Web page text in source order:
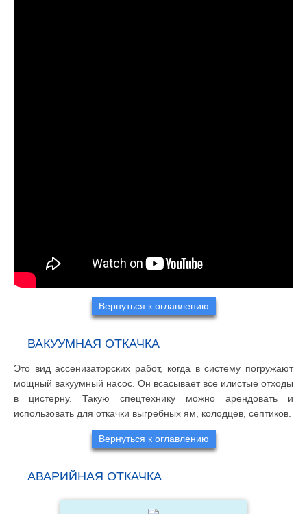
Вернуться к оглавлению
ВАКУУМНАЯ ОТКАЧКА
Это вид ассенизаторских работ, когда в систему погружают
мощный вакуумный насос. Он всасывает все илистые отходы
в цистерну. Такую спецтехнику можно арендовать и
использовать для откачки выгребных ям, колодцев, септиков.
Вернуться к оглавлению
АВАРИЙНАЯ ОТКАЧКА